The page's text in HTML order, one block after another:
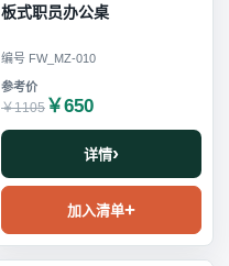
板式职员办公桌
编号 FW_MZ-010
￥1105 ￥650
详情
加入清单